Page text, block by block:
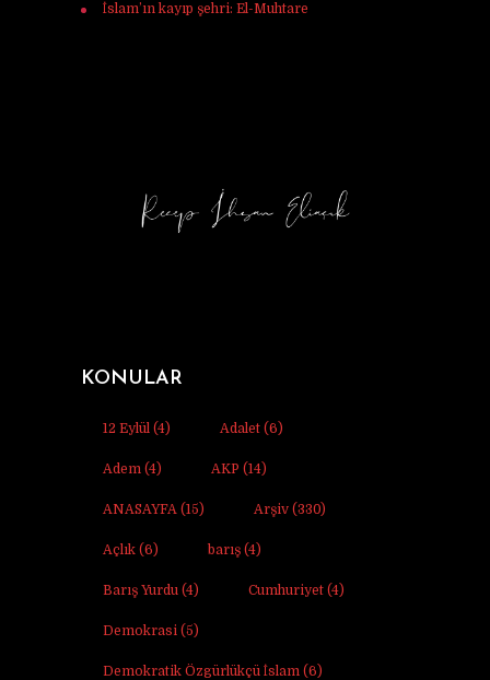
İslam’ın kayıp şehri: El-Muhtare
KONULAR
12 Eylül (4) Adalet (6)
Adem (4) AKP (14)
ANASAYFA (15) Arşiv (330)
Açlık (6) barış (4)
Barış Yurdu (4) Cumhuriyet (4)
Demokrasi (5)
Demokratik Özgürlükçü İslam (6)